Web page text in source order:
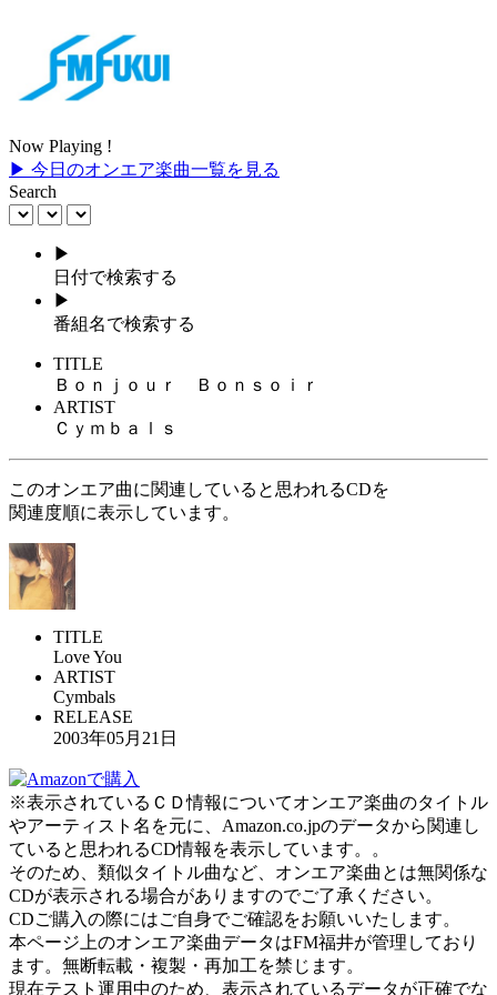
Now Playing !
▶ 今日のオンエア楽曲一覧を見る
Search
▶
日付で検索する
▶
番組名で検索する
TITLE
Ｂｏｎｊｏｕｒ Ｂｏｎｓｏｉｒ
ARTIST
Ｃｙｍｂａｌｓ
このオンエア曲に関連していると思われるCDを
関連度順に表示しています。
TITLE
Love You
ARTIST
Cymbals
RELEASE
2003年05月21日
※表示されているＣＤ情報についてオンエア楽曲のタイトル
やアーティスト名を元に、Amazon.co.jpのデータから関連し
ていると思われるCD情報を表示しています。。
そのため、類似タイトル曲など、オンエア楽曲とは無関係な
CDが表示される場合がありますのでご了承ください。
CDご購入の際にはご自身でご確認をお願いいたします。
本ページ上のオンエア楽曲データはFM福井が管理しており
ます。無断転載・複製・再加工を禁じます。
現在テスト運用中のため、表示されているデータが正確でな